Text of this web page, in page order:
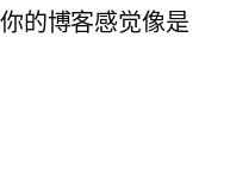
的博客感觉像是